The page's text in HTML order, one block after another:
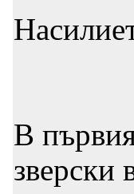
В
зверски